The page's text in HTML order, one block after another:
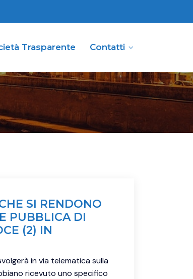
Trasparente Contatti
SI RENDONO
PUBBLICA DI
(2) IN
in via telematica sulla
ricevuto uno specifico